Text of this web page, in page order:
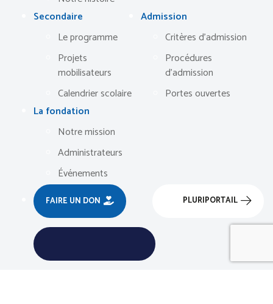
Secondaire
Le programme
Projets
mobilisateurs
Calendrier scolaire
Admission
Critères d’admission
Procédures
d’admission
Portes ouvertes
La fondation
Notre mission
Administrateurs
Événements
FAIRE UN DON PLURIPORTAIL